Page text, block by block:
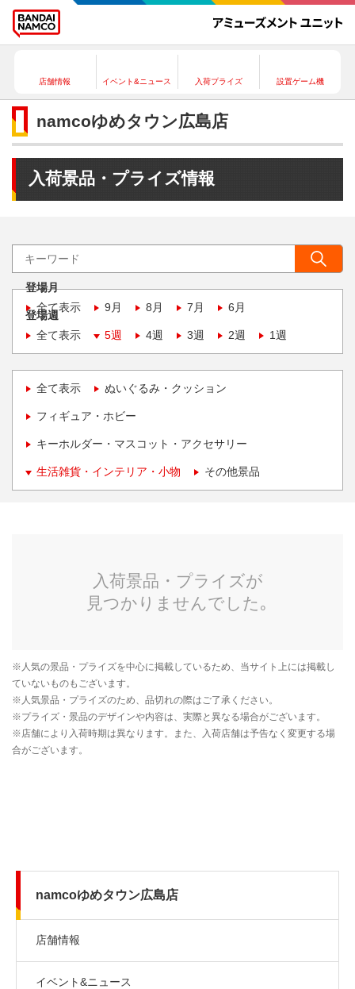
店舗情報 イベント&ニュース 入荷プライズ 設置ゲーム機
namcoゆめタウン広島店
入荷景品・プライズ情報
登場月
全て表示
9月 8月 7月 6月
登場週
全て表示
5週 4週 3週 2週 1週
全て表示 ぬいぐるみ・クッション
フィギュア・ホビー
キーホルダー・マスコット・アクセサリー
生活雑貨・インテリア・小物 その他景品
namcoゆめタウン広島店
店舗情報
イベント&ニュース